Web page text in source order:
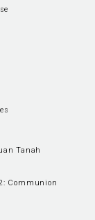
Tanah
Communion